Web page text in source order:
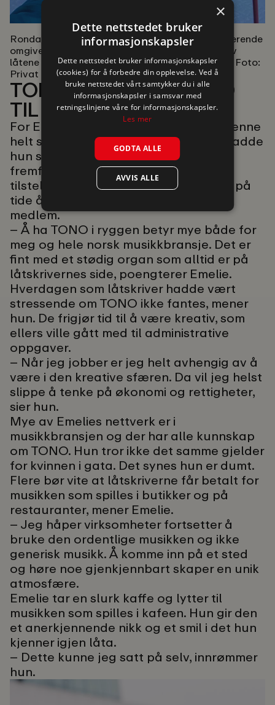
Rondane:
Det er viktig for Emelie å være i inspirerende
omgivelser når hun skal skrive ny musikk. Noen av
låtene har kommet til henne på skitur i Rondane. Foto:
Privat
TONO SØRGER FOR TID
TIL Å SKRIVE
For Emelie har TONO vært viktig for henne
helt siden hun var 12 år. Allerede da hadde
hun skrevet et arsenal av sanger og
fremført dem på så mange lokale
tilstelninger at mora mente at det var på
tide å registrere Emelie som TONO-
medlem.
– Å ha TONO i ryggen betyr mye både for
meg og hele norsk musikkbransje. Det er
fint med et stødig organ som alltid er på
låtskrivernes side, poengterer Emelie.
Hverdagen som låtskriver hadde vært
stressende om TONO ikke fantes, mener
hun. De frigjør tid til å være kreativ, som
ellers ville gått med til administrative
oppgaver.
– Når jeg jobber er jeg helt avhengig av å
være i den kreative sfæren. Da vil jeg helst
slippe å tenke på økonomi og rettigheter,
sier hun.
Mye av Emelies nettverk er i
musikkbransjen og der har alle kunnskap
om TONO. Hun tror ikke det samme gjelder
for kvinnen i gata. Det synes hun er dumt.
Flere bør vite at låtskriverne får betalt for
musikken som spilles i butikker og på
restauranter, mener Emelie.
– Jeg håper virksomheter fortsetter å
bruke den ordentlige musikken og ikke
generisk musikk. Å komme inn på et sted
og høre noe gjenkjennbart skaper en unik
atmosfære.
Emelie tar en slurk kaffe og lytter til
musikken som spilles i kafeen. Hun gir den
et anerkjennende nikk og et smil i det hun
kjenner igjen låta.
– Dette kunne jeg satt på selv, innrømmer
hun.
×
Dette nettstedet bruker
informasjonskapsler
Dette nettstedet bruker informasjonskapsler
(cookies) for å forbedre din opplevelse. Ved å
bruke nettstedet vårt samtykker du i alle
informasjonskapsler i samsvar med
retningslinjene våre for informasjonskapsler.
Les mer
GODTA ALLE
AVVIS ALLE